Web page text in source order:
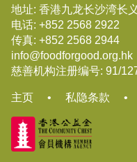
地址: 香港九龙长沙湾长
电话: +852 2568 2922
传真: +852 2568 2944
info@foodforgood.org.hk
慈善机构注册编号: 91/
主页 • 私隐条款 •